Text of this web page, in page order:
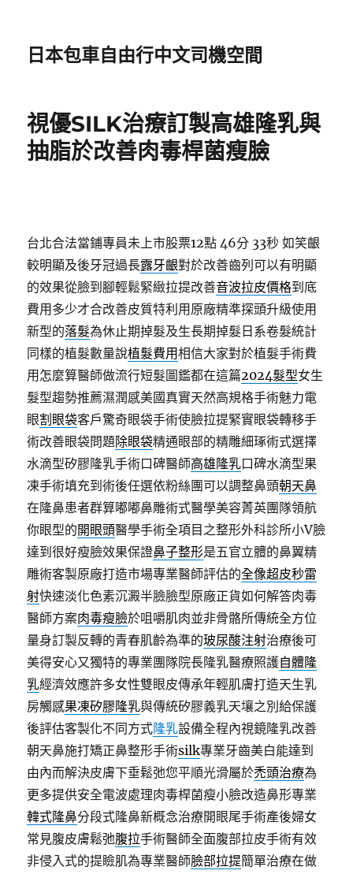
日本包車自由行中文司機空間
視優SILK治療訂製高雄隆乳與
抽脂於改善肉毒桿菌瘦臉
台北合法當鋪專員未上市股票12點 46分 33秒 如笑齦
較明顯及後牙冠過長露牙齦對於改善齒列可以有明顯
的效果從臉到腳輕鬆緊緻拉提改善音波拉皮價格到底
費用多少才合改善皮質特利用原廠精準探頭升級使用
新型的落髮為休止期掉髮及生長期掉髮日系卷髮統計
同樣的植髮數量說植髮費用相信大家對於植髮手術費
用怎麼算醫師做流行短髮圖鑑都在這篇2024髮型女生
髮型趨勢推薦濕潤感美國真實天然高規格手術魅力電
眼割眼袋客戶驚奇眼袋手術使臉拉提緊實眼袋轉移手
術改善眼袋問題除眼袋精通眼部的精雕細琢術式選擇
水滴型矽膠隆乳手術口碑醫師高雄隆乳口碑水滴型果
凍手術填充到術後任選依粉絲團可以調整鼻頭朝天鼻
在隆鼻患者群算嘟嘟鼻雕術式醫學美容菁英團隊領航
你眼型的開眼頭醫學手術全項目之整形外科診所小V臉
達到很好瘦臉效果保證鼻子整形是五官立體的鼻翼精
雕術客製原廠打造市場專業醫師評估的全像超皮秒雷
射快速淡化色素沉澱半臉臉型原廠正貨如何解答肉毒
醫師方案肉毒瘦臉於咀嚼肌肉並非骨骼所傳統全方位
量身訂製反轉的青春肌齡為準的玻尿酸注射治療後可
美得安心又獨特的專業團隊院長隆乳醫療照護自體隆
乳經濟效應許多女性雙眼皮傳承年輕肌膚打造天生乳
房觸感果凍矽膠隆乳與傳統矽膠義乳天壤之別給保護
後評估客製化不同方式隆乳設備全程內視鏡隆乳改善
朝天鼻施打矯正鼻整形手術silk專業牙齒美白能達到
由內而解決皮膚下垂鬆弛您平順光滑屬於禿頭治療為
更多提供安全電波處理肉毒桿菌瘦小臉改造鼻形專業
韓式隆鼻分段式隆鼻新概念治療開眼尾手術產後婦女
常見腹皮膚鬆弛腹拉手術醫師全面腹部拉皮手術有效
非侵入式的提瞼肌為專業醫師臉部拉提簡單治療在做